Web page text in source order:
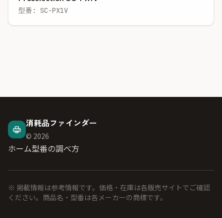
型番: SC-PX1V
消耗品ファインダー
© 2026
ホーム型番の調べ方
※ 掲載情報は参考情報です。価格・在庫は各販売サイトでご確認
ください。商品名・型番は各メーカーの商標です。